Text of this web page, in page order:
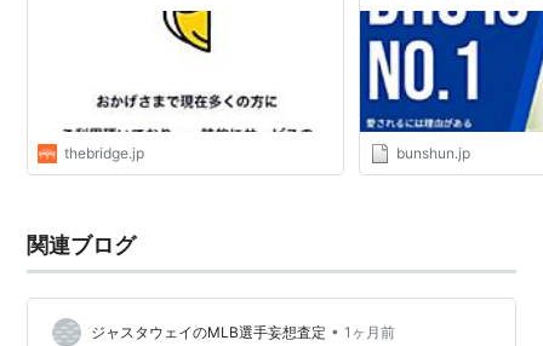
thebridge.jp bunshun.jp
関連ブログ
ジャスタウェイのMLB選手妄想査定 • 1ヶ月前